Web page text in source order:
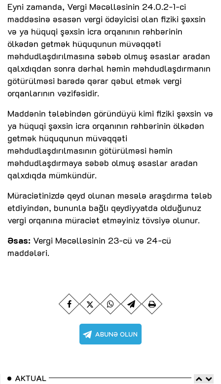
Eyni zamanda, Vergi Məcəlləsinin 24.0.2-1-ci
maddəsinə əsasən vergi ödəyicisi olan fiziki şəxsin
və ya hüquqi şəxsin icra orqanının rəhbərinin
ölkədən getmək hüququnun müvəqqəti
məhdudlaşdırılmasına səbəb olmuş əsaslar aradan
qalxdıqdan sonra dərhal həmin məhdudlaşdırmanın
götürülməsi barədə qərar qəbul etmək vergi
orqanlarının vəzifəsidir.
Maddənin tələbindən göründüyü kimi fiziki şəxsin və
ya hüquqi şəxsin icra orqanının rəhbərinin ölkədən
getmək hüququnun müvəqqəti
məhdudlaşdırılmasının götürülməsi həmin
məhdudlaşdırmaya səbəb olmuş əsaslar aradan
qalxdıqda mümkündür.
Müraciətinizdə qeyd olunan məsələ araşdırma tələb
etdiyindən, bununla bağlı qeydiyyatda olduğunuz
vergi orqanına müraciət etməyiniz tövsiyə olunur.
Əsas: Vergi Məcəlləsinin 23-cü və 24-cü
maddələri.
AKTUAL